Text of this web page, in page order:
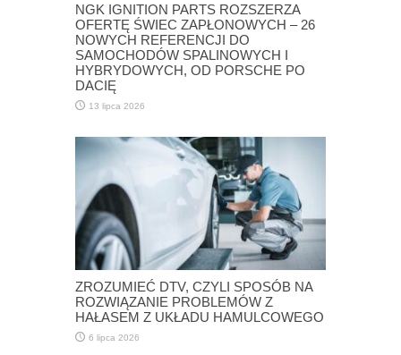
NGK IGNITION PARTS ROZSZERZA
OFERTĘ ŚWIEC ZAPŁONOWYCH – 26
NOWYCH REFERENCJI DO
SAMOCHODÓW SPALINOWYCH I
HYBRYDOWYCH, OD PORSCHE PO
DACIĘ
13 lipca 2026
ZROZUMIEĆ DTV, CZYLI SPOSÓB NA
ROZWIĄZANIE PROBLEMÓW Z
HAŁASEM Z UKŁADU HAMULCOWEGO
6 lipca 2026